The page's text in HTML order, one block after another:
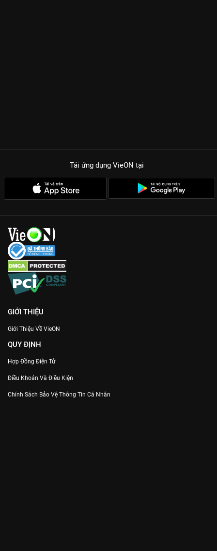
Tải ứng dụng VieON tại
GIỚI THIỆU
Giới Thiệu Về VieON
QUY ĐỊNH
Hợp Đồng Điện Tử
Điều Khoản Và Điều Kiện
Chính Sách Bảo Vệ Thông Tin Cá Nhân